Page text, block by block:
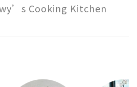
Cooking Kitchen